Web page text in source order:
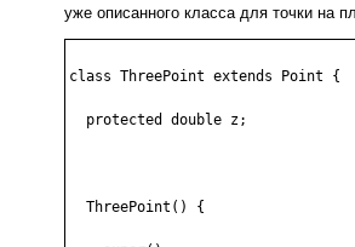
уже описанного класса для точки на
class ThreePoint extends Point {
  protected double z;
  ThreePoint() {